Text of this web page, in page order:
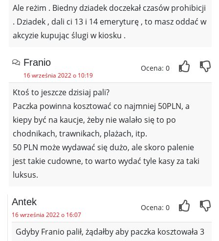
Ale reżim . Biedny dziadek doczekał czasów prohibicji
. Dziadek , dali ci 13 i 14 emeryturę , to masz oddać w
akcyzie kupując ślugi w kiosku .
Franio
16 września 2022 o 10:19
Ocena: 0
Ktoś to jeszcze dzisiaj pali?
Paczka powinna kosztować co najmniej 50PLN, a
kiepy być na kaucje, żeby nie walało się to po
chodnikach, trawnikach, plażach, itp.
50 PLN może wydawać się dużo, ale skoro palenie
jest takie cudowne, to warto wydać tyle kasy za taki
luksus.
Antek
16 września 2022 o 16:07
Ocena: 0
Gdyby Franio palił, żądałby aby paczka kosztowała 3